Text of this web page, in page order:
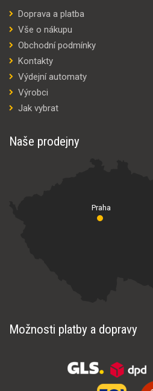
Doprava a platba
Vše o nákupu
Obchodní podmínky
Kontakty
Výdejní automaty
Výrobci
Jak vybrat
Naše prodejny
Praha
Možnosti platby a dopravy